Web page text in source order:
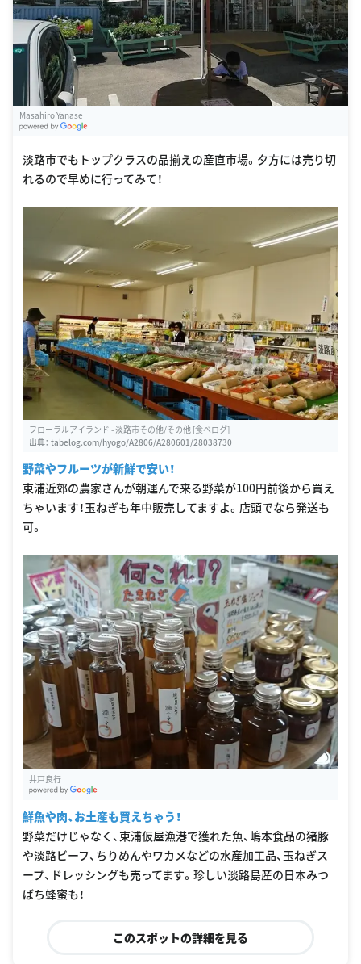
Masahiro Yanase
淡路市でもトップクラスの品揃えの産直市場。夕方には売り切
れるので早めに行ってみて！
フローラルアイランド - 淡路市その他/その他 [食べログ]
出典： tabelog.com/hyogo/A2806/A280601/28038730
野菜やフルーツが新鮮で安い！
東浦近郊の農家さんが朝運んで来る野菜が100円前後から買え
ちゃいます！玉ねぎも年中販売してますよ。店頭でなら発送も
可。
井戸良行
鮮魚や肉、お土産も買えちゃう！
野菜だけじゃなく、東浦仮屋漁港で獲れた魚、嶋本食品の猪豚
や淡路ビーフ、ちりめんやワカメなどの水産加工品、玉ねぎス
ープ、ドレッシングも売ってます。珍しい淡路島産の日本みつ
ばち蜂蜜も！
このスポットの詳細を見る